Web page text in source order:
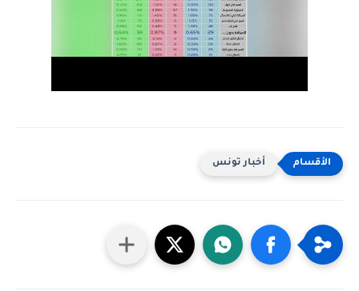
أخبار تونس